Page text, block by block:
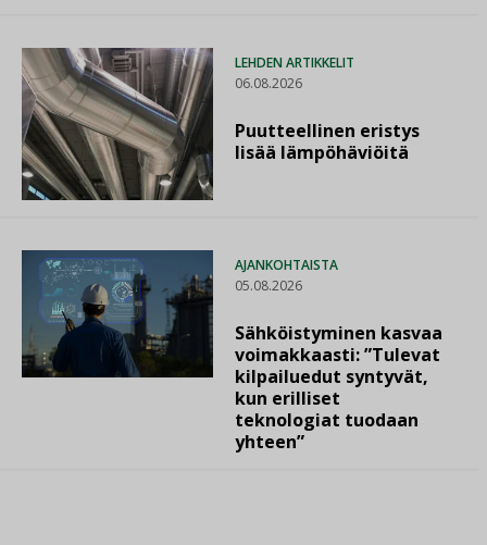
LEHDEN ARTIKKELIT
06.08.2026
Puutteellinen eristys
lisää lämpöhäviöitä
AJANKOHTAISTA
05.08.2026
Sähköistyminen kasvaa
voimakkaasti: ”Tulevat
kilpailuedut syntyvät,
kun erilliset
teknologiat tuodaan
yhteen”